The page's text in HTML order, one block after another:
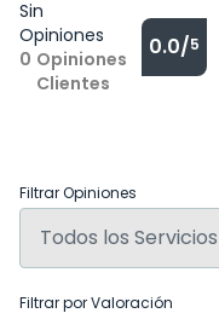
Sin
Opiniones
0 Opiniones
Clientes
0.0/5
Filtrar Opiniones
Filtrar por Valoración